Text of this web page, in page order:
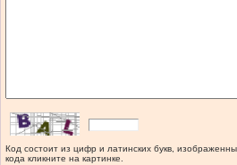
Код состоит из цифр и латинских букв,
кода кликните на картинке.